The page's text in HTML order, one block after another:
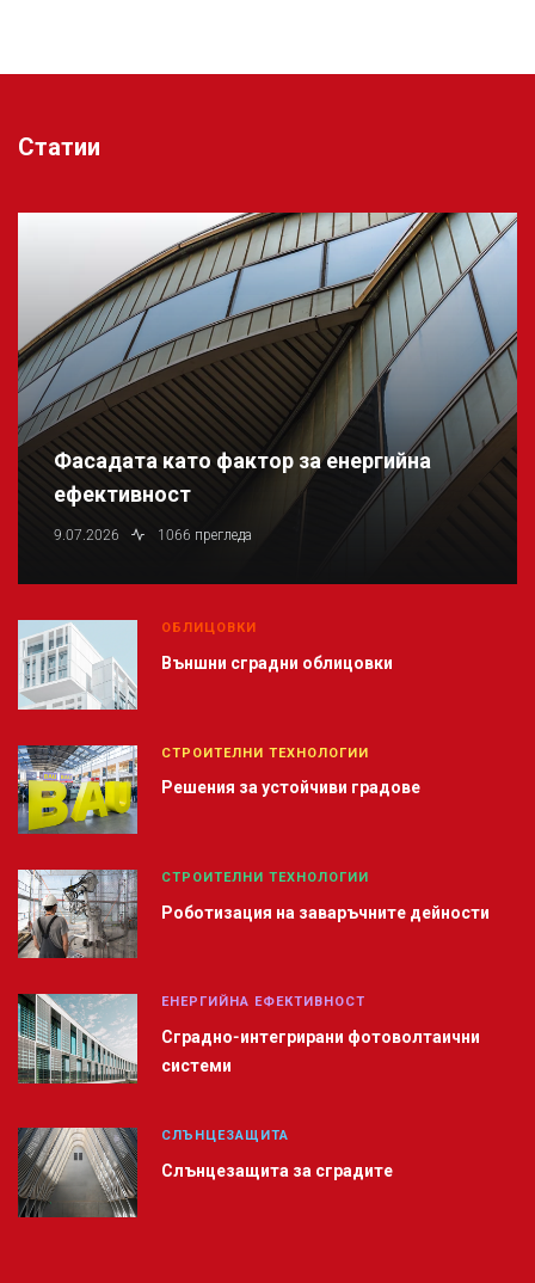
Статии
Фасадата като фактор за енергийна
ефективност
9.07.2026 1066 прегледа
ОБЛИЦОВКИ
Външни сградни облицовки
СТРОИТЕЛНИ ТЕХНОЛОГИИ
Решения за устойчиви градове
СТРОИТЕЛНИ ТЕХНОЛОГИИ
Роботизация на заваръчните дейности
ЕНЕРГИЙНА ЕФЕКТИВНОСТ
Сградно-интегрирани фотоволтаични
системи
СЛЪНЦЕЗАЩИТА
Слънцезащита за сградите